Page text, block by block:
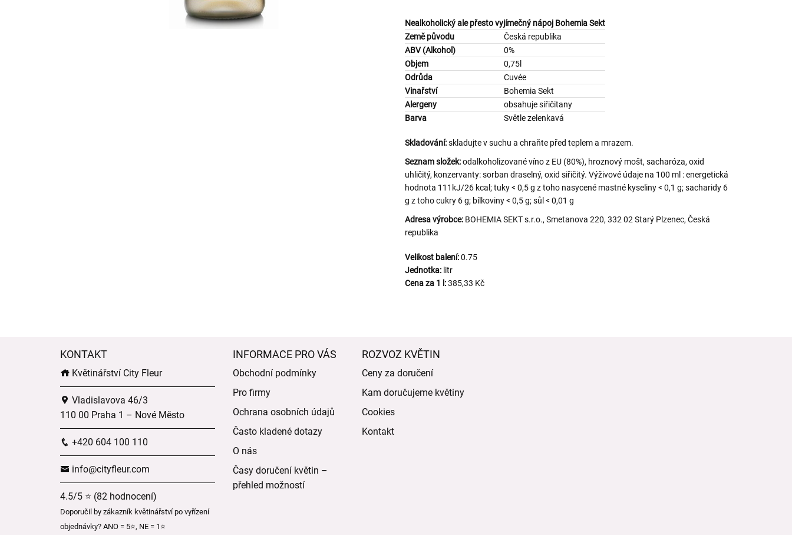
Nealkoholický ale přesto vyjímečný nápoj Bohemia Sekt
Země původu
Česká republika
ABV (Alkohol)
0%
Objem
0,75l
Odrůda
Cuvée
Vinařství
Bohemia Sekt
Alergeny
obsahuje siřičitany
Barva
Světle zelenkavá
Skladování:skladujte v suchu a chraňte před teplem a mrazem.
Seznam složek:odalkoholizované víno z EU (80%), hroznový mošt, sacharóza, oxid
uhličitý, konzervanty: sorban draselný, oxid siřičitý. Výživové údaje na 100 ml : energetická
hodnota 111kJ/26 kcal; tuky < 0,5 g z toho nasycené mastné kyseliny < 0,1 g; sacharidy 6
g z toho cukry 6 g; bílkoviny < 0,5 g; sůl < 0,01 g
Adresa výrobce: BOHEMIA SEKT s.r.o., Smetanova 220, 332 02 Starý Plzenec, Česká
republika
Velikost balení:0.75
Jednotka: litr
Cena za 1 l:385,33 Kč
KONTAKT
Květinářství City Fleur
Vladislavova 46/3
110 00 Praha 1 – Nové Město
+420 604 100 110
info@cityfleur.com
4.5/5 ⭐ (82 hodnocení)
Doporučil by zákazník květinářství po vyřízení
objednávky? ANO = 5⭐, NE = 1⭐
INFORMACE PRO VÁS
Obchodní podmínky
Pro firmy
Ochrana osobních údajů
Často kladené dotazy
O nás
Časy doručení květin –
přehled možností
ROZVOZ KVĚTIN
Ceny za doručení
Kam doručujeme květiny
Cookies
Kontakt